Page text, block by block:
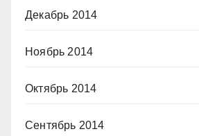
Декабрь 2014
Ноябрь 2014
Октябрь 2014
Сентябрь 2014